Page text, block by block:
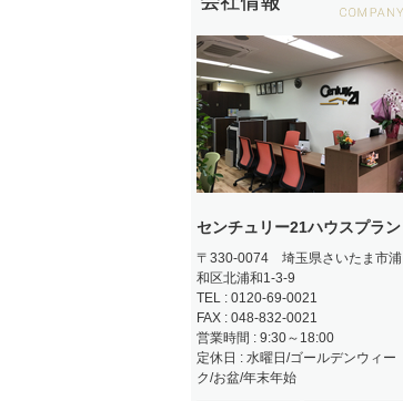
センチュリー21ハウスプラン
〒330-0074 埼玉県さいたま市浦
和区北浦和1-3-9
TEL : 0120-69-0021
FAX : 048-832-0021
営業時間 : 9:30～18:00
定休日 : 水曜日/ゴールデンウィー
ク/お盆/年末年始